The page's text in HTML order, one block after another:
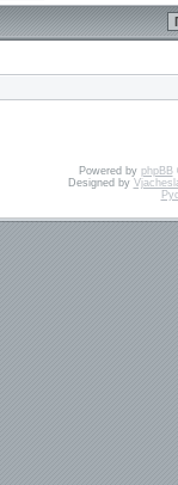
Powered by phpBB
Designed by